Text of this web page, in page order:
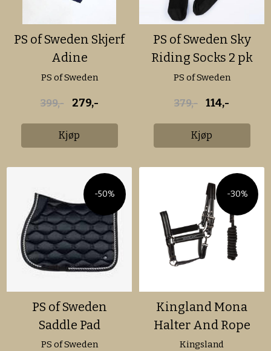
PS of Sweden Skjerf
Adine
PS of Sweden
399,- 279,-
Kjøp
PS of Sweden Sky
Riding Socks 2 pk
PS of Sweden
379,- 114,-
Kjøp
-50%
PS of Sweden
Saddle Pad
Signature Jumping
PS of Sweden
-30%
Kingland Mona
Halter And Rope
Kingsland